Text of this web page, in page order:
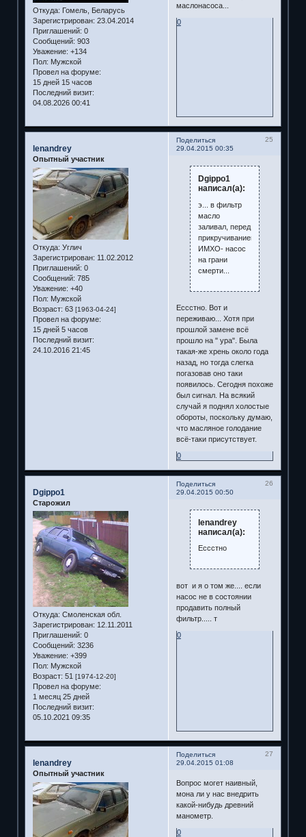
Откуда: Гомель, Беларусь
Зарегистрирован: 23.04.2014
Приглашений: 0
Сообщений: 903
Уважение: +134
Пол: Мужской
Провел на форуме:
15 дней 15 часов
Последний визит:
04.08.2026 00:41
маслонасоса...
0
Поделиться
25
29.04.2015 00:35
lenandrey
Опытный участник
Откуда: Углич
Зарегистрирован: 11.02.2012
Приглашений: 0
Сообщений: 785
Уважение: +40
Пол: Мужской
Возраст: 63 [1963-04-24]
Провел на форуме:
15 дней 5 часов
Последний визит:
24.10.2016 21:45
Dgippo1
написал(а):
э... в фильтр
масло
заливал, перед
прикручиванием?
ИМХО- насос
на грани
смерти...
Ессстно. Вот и
переживаю... Хотя при
прошлой замене всё
прошло на " ура". Была
такая-же хрень около года
назад, но тогда слегка
погазовав оно таки
появилось. Сегодня похоже
был сигнал. На всякий
случай я поднял холостые
обороты, поскольку думаю,
что масляное голодание
всё-таки присутствует.
0
Поделиться
26
29.04.2015 00:50
Dgippo1
Старожил
Откуда: Смоленская обл.
Зарегистрирован: 12.11.2011
Приглашений: 0
Сообщений: 3236
Уважение: +399
Пол: Мужской
Возраст: 51 [1974-12-20]
Провел на форуме:
1 месяц 25 дней
Последний визит:
05.10.2021 09:35
lenandrey
написал(а):
Ессстно
вот и я о том же.... если
насос не в состоянии
продавить полный
фильтр..... т
0
Поделиться
27
29.04.2015 01:08
lenandrey
Опытный участник
Вопрос могет наивный,
мона ли у нас внедрить
какой-нибудь древний
манометр.
0